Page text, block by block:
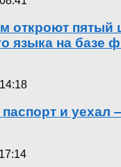
откроют пятый
языка на базе
и уехал